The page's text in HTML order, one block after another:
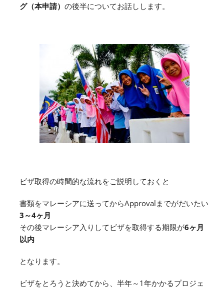
グ（本申請） の後半についてお話しします。
ビザ取得の時間的な流れをご説明しておくと
書類をマレーシアに送ってからApprovalまでがだいたい
3～4ヶ月
その後マレーシア入りしてビザを取得する期限が6ヶ月
以内
となります。
ビザをとろうと決めてから、半年～1年かかるプロジェ